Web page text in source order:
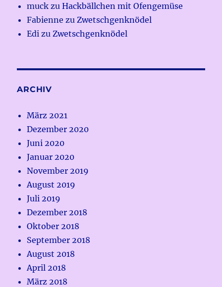
muck zuHackbällchen mit Ofengemüse
Fabienne zu Zwetschgenknödel
Edi zu Zwetschgenknödel
ARCHIV
März 2021
Dezember 2020
Juni 2020
Januar 2020
November 2019
August 2019
Juli 2019
Dezember 2018
Oktober 2018
September 2018
August 2018
April 2018
März 2018